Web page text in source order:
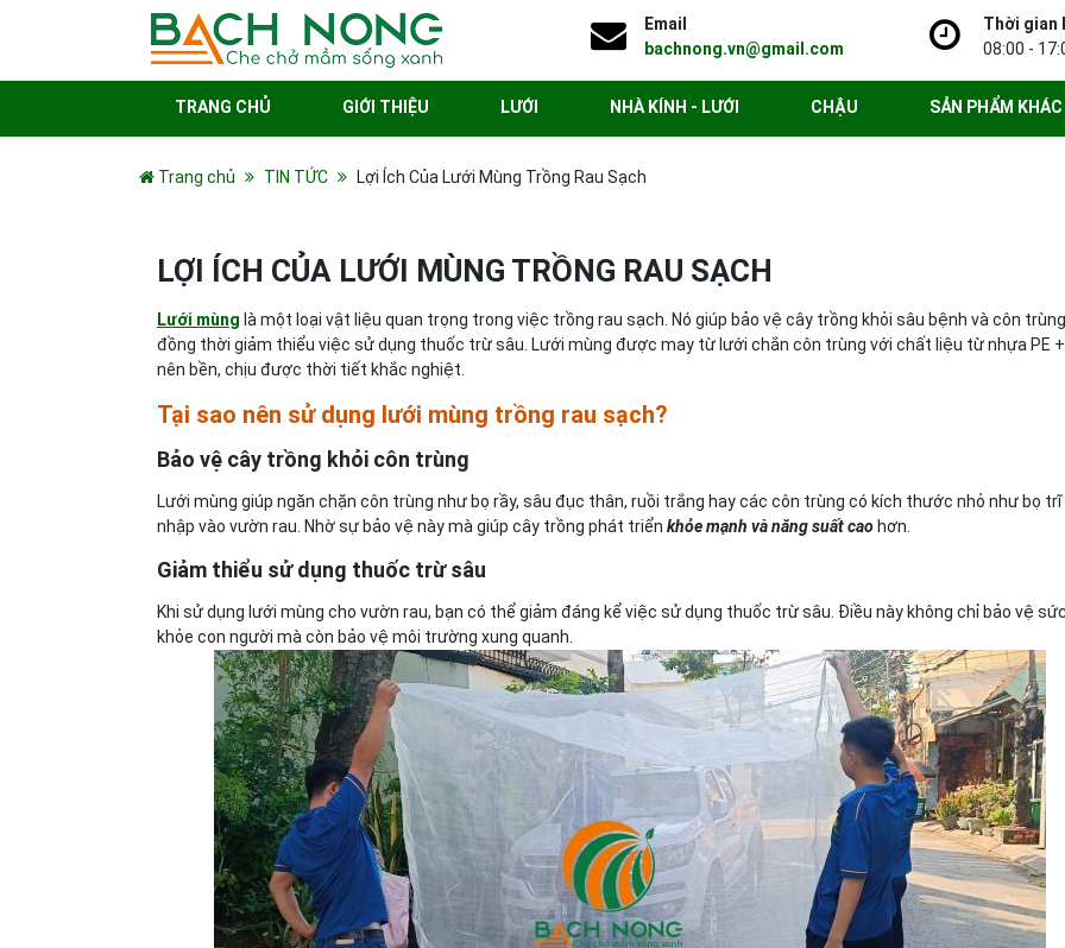
Email
bachnong.vn@gmail.com
Thời gian
08:00 -
TRANG CHỦ GIỚI THIỆU LƯỚI NHÀ KÍNH - LƯỚI CHẬU SẢN PHẨM KHÁC
Trang chủ TIN TỨC Lợi Ích Của Lưới Mùng Trồng Rau Sạch
LỢI ÍCH CỦA LƯỚI MÙNG TRỒNG RAU SẠCH
Lưới mùng là một loại vật liệu quan trọng trong việc trồng rau sạch. Nó giúp bảo vệ cây trồng khỏi sâu bệnh và côn
đồng thời giảm thiểu việc sử dụng thuốc trừ sâu. Lưới mùng được may từ lưới chắn côn trùng với chất liệu từ nhựa PE +
nên bền, chịu được thời tiết khắc nghiệt.
Tại sao nên sử dụng lưới mùng trồng rau sạch?
Bảo vệ cây trồng khỏi côn trùng
Lưới mùng giúp ngăn chặn côn trùng như bọ rầy, sâu đục thân, ruồi trắng hay các côn trùng có kích thước nhỏ như bọ trĩ
nhập vào vườn rau. Nhờ sự bảo vệ này mà giúp cây trồng phát triển khỏe mạnh và năng suất cao hơn.
Giảm thiểu sử dụng thuốc trừ sâu
Khi sử dụng lưới mùng cho vườn rau, bạn có thể giảm đáng kể việc sử dụng thuốc trừ sâu. Điều này không chỉ bảo vệ
khỏe con người mà còn bảo vệ môi trường xung quanh.